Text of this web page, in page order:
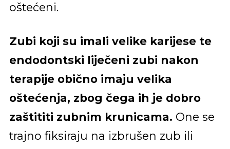
oštećeni.
Zubi koji su imali velike karijese te
endodontski liječeni zubi nakon
terapije obično imaju velika
oštećenja, zbog čega ih je dobro
zaštititi zubnim krunicama. One se
trajno fiksiraju na izbrušen zub ili